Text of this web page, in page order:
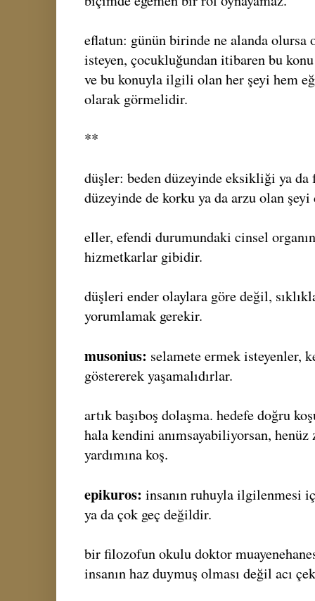
eflatun: günün birinde ne alanda olursa
isteyen, çocukluğundan itibaren bu
ve bu konuyla ilgili olan her şeyi hem
olarak görmelidir.
**
düşler: beden düzeyinde eksikliği ya da
düzeyinde de korku ya da arzu olan
eller, efendi durumundaki cinsel
hizmetkarlar gibidir.
düşleri ender olaylara göre değil,
yorumlamak gerekir.
musonius: selamete ermek isteyenler,
göstererek yaşamalıdırlar.
artık başıboş dolaşma. hedefe doğru
hala kendini anımsayabiliyorsan,
yardımına koş.
epikuros: insanın ruhuyla ilgilenmesi
ya da çok geç değildir.
bir filozofun okulu doktor
insanın haz duymuş olması değil acı